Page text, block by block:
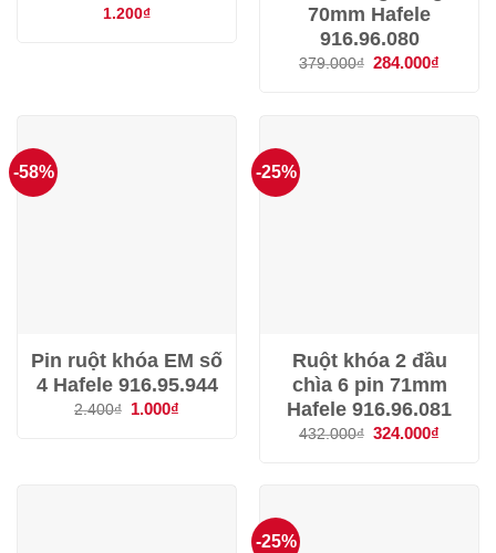
1.200₫
70mm Hafele
916.96.080
379.000₫ Giá
284.000₫
-58%
Pin ruột khóa EM số
4 Hafele 916.95.944
2.400₫
Giá
1.000₫
-25%
Ruột khóa 2 đầu
chìa 6 pin 71mm
Hafele 916.96.081
432.000₫ Giá
324.000₫
-25%